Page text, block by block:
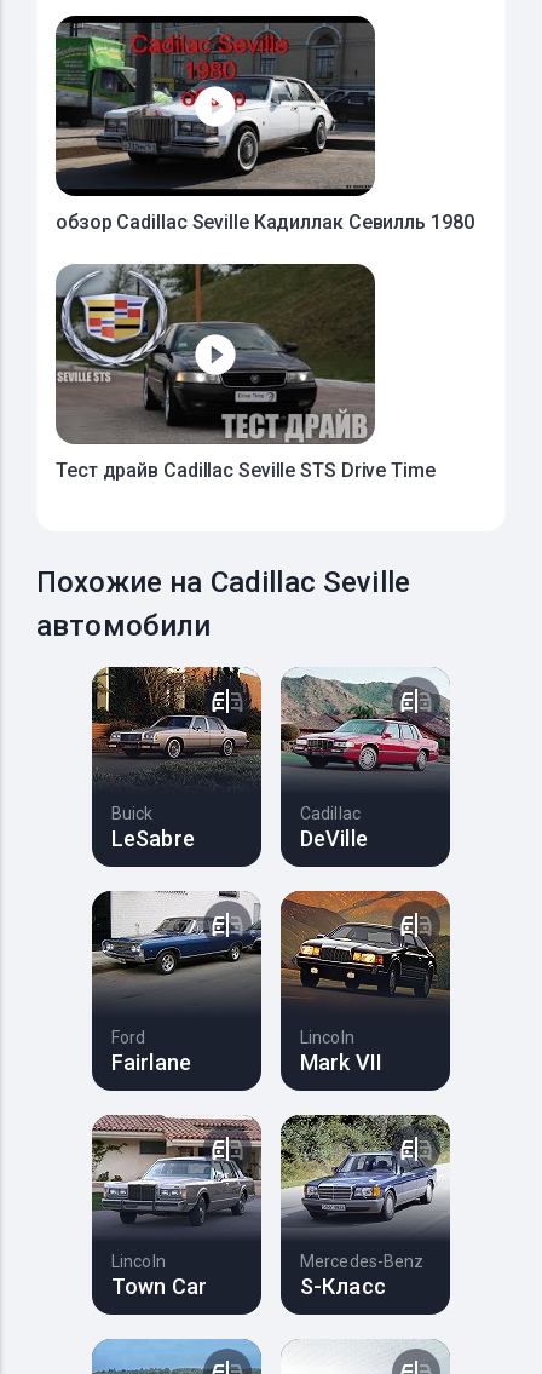
обзор Cadillac Seville Кадиллак Севилль 1980
Тест драйв Cadillac Seville STS Drive Time
Похожие на Cadillac Seville
автомобили
Buick
LeSabre
Cadillac
DeVille
Ford
Fairlane
Lincoln
Mark VII
Lincoln
Town Car
Mercedes-Benz
S-Класс